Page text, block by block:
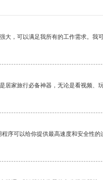
大，可以满足我所有的工作需求。我
居家旅行必备神器，无论是看视频、
序可以给你提供最高速度和安全性的